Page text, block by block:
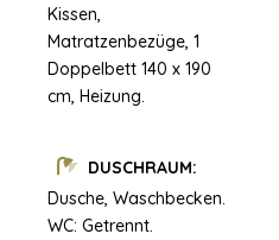
Kissen,
Matratzenbezüge, 1
Doppelbett 140 x 190
cm, Heizung.
DUSCHRAUM:
Dusche, Waschbecken.
WC: Getrennt.